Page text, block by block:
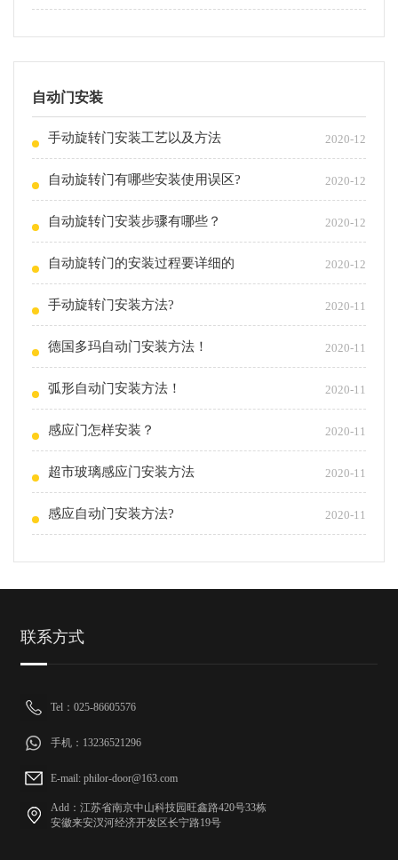
自动门安装
手动旋转门安装工艺以及方法 2020-12
自动旋转门有哪些安装使用误区? 2020-12
自动旋转门安装步骤有哪些？ 2020-12
自动旋转门的安装过程要详细的 2020-12
手动旋转门安装方法? 2020-11
德国多玛自动门安装方法！ 2020-11
弧形自动门安装方法！ 2020-11
感应门怎样安装？ 2020-11
超市玻璃感应门安装方法 2020-11
感应自动门安装方法? 2020-11
联系方式
Tel：025-86605576
手机：13236521296
E-mail: philor-door@163.com
Add：江苏省南京中山科技园旺鑫路420号33栋
安徽来安汊河经济开发区长宁路19号